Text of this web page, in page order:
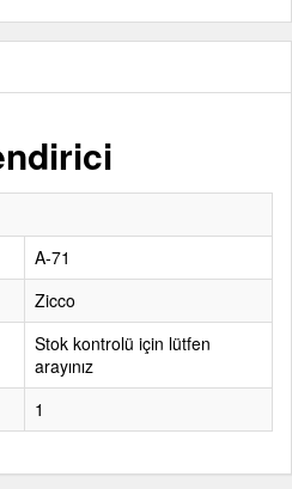
A-71
Zicco
Stok kontrolü için lütfen
arayınız
1